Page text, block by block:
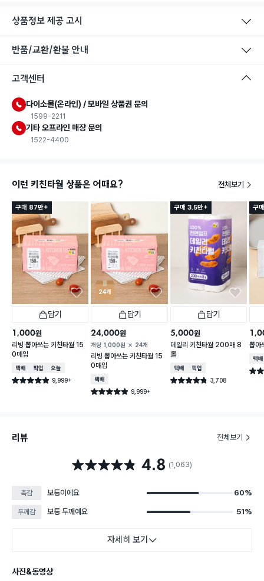
상품정보 제공 고시
반품/교환/환불 안내
고객센터
다이소몰(온라인) / 모바일 상품권 문의
1599-2211
기타 오프라인 매장 문의
1522-4400
이런 키친타월 상품은 어때요? 전체보기
구매 87만+
담기
1,000원
리빙 뽑아쓰는 키친타월 15
0매입
택배배송매장픽업오늘배송
별점 4.9점 9,999+
건 작성
24개
담기
24,000원
개당 1,000원 24개
리빙 뽑아쓰는 키친타월 15
0매입
택배배송
별점 4.9점 9,999+
건 작성
구매 3.5만+
담기
5,000원
데일리 키친타월 200매 8
롤
택배배송매장픽업
별점 4.8점 3,708
건 작성
구
뽑아
택배
별점
리뷰 전체보기
별점 4.8점 4.8 (1,063)
촉감 보통이에요 60%
두께감 보통 두께예요 51%
자세히 보기
사진&동영상